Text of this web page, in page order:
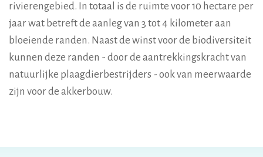
rivierengebied. In totaal is de ruimte voor 10 hectare per
jaar wat betreft de aanleg van 3 tot 4 kilometer aan
bloeiende randen. Naast de winst voor de biodiversiteit
kunnen deze randen - door de aantrekkingskracht van
natuurlijke plaagdierbestrijders - ook van meerwaarde
zijn voor de akkerbouw.